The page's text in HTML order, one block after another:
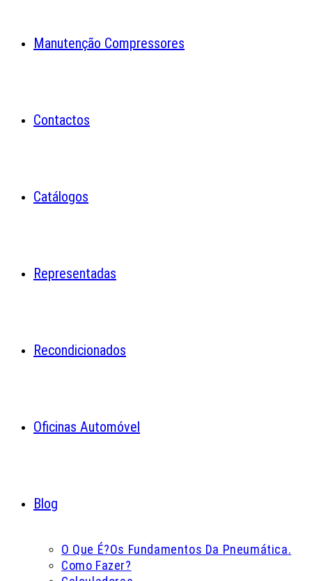
Manutenção Compressores
Contactos
Catálogos
Representadas
Recondicionados
Oficinas Automóvel
Blog
O Que É?Os Fundamentos Da Pneumática.
Como Fazer?